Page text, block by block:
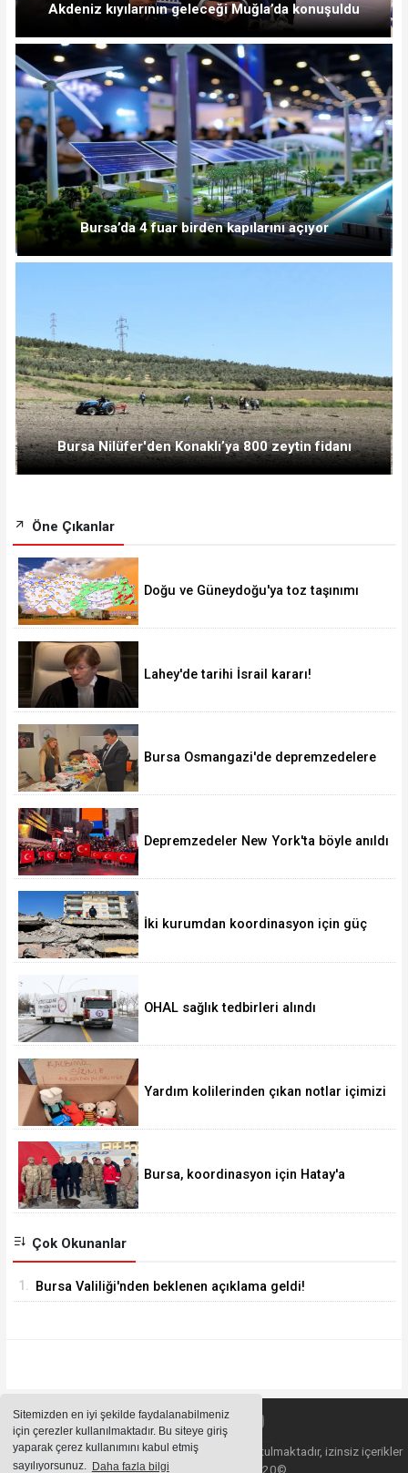
Sitemizden en iyi şekilde faydalanabilmeniz
için çerezler kullanılmaktadır. Bu siteye giriş
yaparak çerez kullanımını kabul etmiş
sayılıyorsunuz. Daha fazla bilgi
Akdeniz kıyılarının geleceği Muğla’da konuşuldu
Bursa’da 4 fuar birden kapılarını açıyor
Bursa Nilüfer'den Konaklı’ya 800 zeytin fidanı
Öne Çıkanlar
Doğu ve Güneydoğu'ya toz taşınımı
Lahey'de tarihi İsrail kararı!
Bursa Osmangazi'de depremzedelere
Depremzedeler New York'ta böyle anıldı
İki kurumdan koordinasyon için güç
OHAL sağlık tedbirleri alındı
Yardım kolilerinden çıkan notlar içimizi
Bursa, koordinasyon için Hatay'a
Çok Okunanlar
1. Bursa Valiliği'nden beklenen açıklama geldi!
Sitemizde bulunan içeriklerin tüm hakları saklı tutulmaktadır, izinsiz içerikler
kullanılamaz. Copyright 2020©